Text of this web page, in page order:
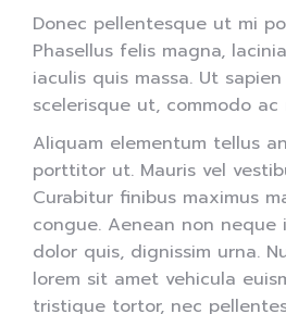
Donec pellentesque ut mi
Phasellus felis magna,
iaculis quis massa. Ut
scelerisque ut, commodo ac
Aliquam elementum tellus
porttitor ut. Mauris vel
Curabitur finibus maximus
congue. Aenean non
dolor quis, dignissim urna.
lorem sit amet vehicula
tristique tortor, nec